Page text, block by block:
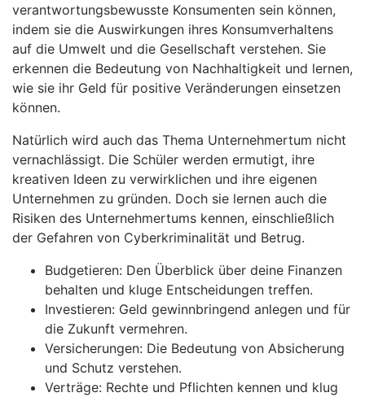
verantwortungsbewusste Konsumenten sein können,
indem sie die Auswirkungen ihres Konsumverhaltens
auf die Umwelt und die Gesellschaft verstehen. Sie
erkennen die Bedeutung von Nachhaltigkeit und lernen,
wie sie ihr Geld für positive Veränderungen einsetzen
können.
Natürlich wird auch das Thema Unternehmertum nicht
vernachlässigt. Die Schüler werden ermutigt, ihre
kreativen Ideen zu verwirklichen und ihre eigenen
Unternehmen zu gründen. Doch sie lernen auch die
Risiken des Unternehmertums kennen, einschließlich
der Gefahren von Cyberkriminalität und Betrug.
Budgetieren: Den Überblick über deine Finanzen
behalten und kluge Entscheidungen treffen.
Investieren: Geld gewinnbringend anlegen und für
die Zukunft vermehren.
Versicherungen: Die Bedeutung von Absicherung
und Schutz verstehen.
Verträge: Rechte und Pflichten kennen und klug